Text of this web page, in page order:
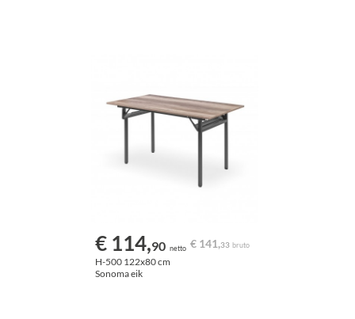
€ 114,90 netto € 141,33 bruto
H-500 122x80 cm
Sonoma eik